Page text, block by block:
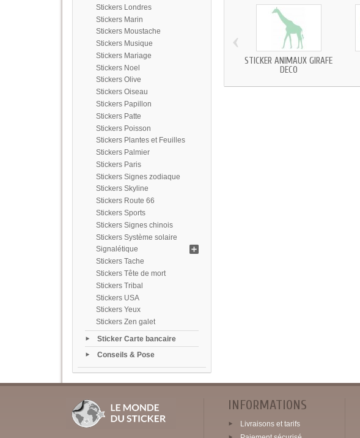
Stickers Londres
Stickers Marin
Stickers Moustache
Stickers Musique
Stickers Mariage
Stickers Noel
Stickers Olive
Stickers Oiseau
Stickers Papillon
Stickers Patte
Stickers Poisson
Stickers Plantes et Feuilles
Stickers Palmier
Stickers Paris
Stickers Signes zodiaque
Stickers Skyline
Stickers Route 66
Stickers Sports
Stickers Signes chinois
Stickers Système solaire
Signalétique
Stickers Tache
Stickers Tête de mort
Stickers Tribal
Stickers USA
Stickers Yeux
Stickers Zen galet
Sticker Carte bancaire
Conseils & Pose
STICKER ANIMAUX GIRAFE
DECO
‹
INFORMATIONS
Livraisons et tarifs